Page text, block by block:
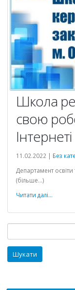
Школа
свою
Інтернеті
11.02.2022 | Без
Департамент
(більше…)
Читати далі...